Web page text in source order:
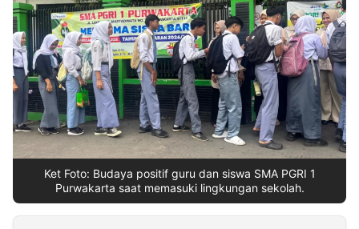
Insight
NTB
Suara
Time
Lens
IDN
Daily
Jogja
Jalan
Rakyat
Idealita
News
Kita
Notice
Dinamikapost.com
Radar
Baru
Seedbacklink
Follow
Kabarbaru
Ket Foto: Budaya positif guru dan siswa SMA PGRI 1
Purwakarta saat memasuki lingkungan sekolah.